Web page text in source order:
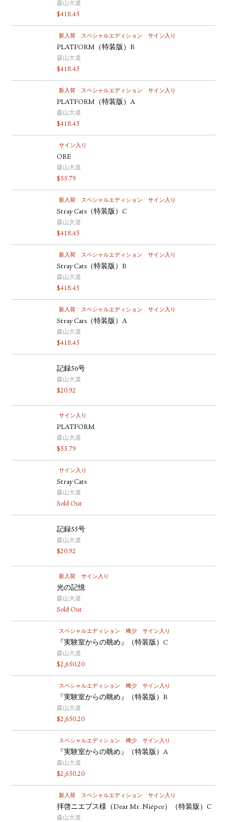
森山大道
$418.45
新入荷 スペシャルエディション サイン入り
PLATFORM（特装版）B
森山大道
$418.45
新入荷 スペシャルエディション サイン入り
PLATFORM（特装版）A
森山大道
$418.45
サイン入り
ORE
森山大道
$55.79
新入荷 スペシャルエディション サイン入り
Stray Cats（特装版）C
森山大道
$418.45
新入荷 スペシャルエディション サイン入り
Stray Cats（特装版）B
森山大道
$418.45
新入荷 スペシャルエディション サイン入り
Stray Cats（特装版）A
森山大道
$418.45
記録56号
森山大道
$20.92
サイン入り
PLATFORM
森山大道
$55.79
サイン入り
Stray Cats
森山大道
Sold Out
記録55号
森山大道
$20.92
新入荷 サイン入り
光の記憶
森山大道
Sold Out
スペシャルエディション 稀少 サイン入り
『実験室からの眺め』（特装版）C
森山大道
$2,650.20
スペシャルエディション 稀少 サイン入り
『実験室からの眺め』（特装版）B
森山大道
$2,650.20
スペシャルエディション 稀少 サイン入り
『実験室からの眺め』（特装版）A
森山大道
$2,650.20
新入荷 スペシャルエディション サイン入り
拝啓ニエプス様（Dear Mr. Niépce）（特装版）C
森山大道